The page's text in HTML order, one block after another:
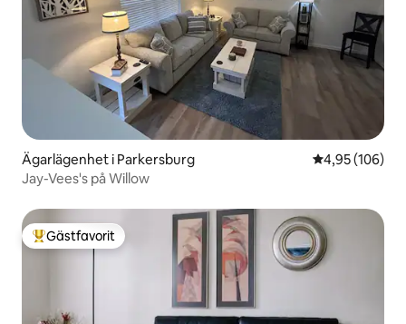
Ägarlägenhet i Parkersburg 4,95 av 5 i
4,95 (106)
Jay-Vees's på Willow
Populär gästfavorit
Gästfavorit